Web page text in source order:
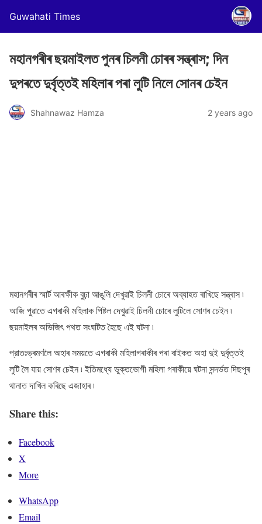
Guwahati Times
মহানগৰীৰ ছয়মাইলত পুনৰ চিলনী চোৰৰ সন্ত্ৰাস; দিন
দুপৰতে দুৰ্বৃত্তই মহিলাৰ পৰা লুটি নিলে সোনৰ চেইন
Shahnawaz Hamza 2 years ago
মহানগৰীৰ স্মাৰ্ট আৰক্ষীক বুঢ়া আঙুলি দেখুৱাই চিলনী চোৰে অব্যাহত ৰাখিছে সন্ত্ৰাস ৷
আজি পুৱাতে এগৰাকী মহিলাক পিষ্টল দেখুৱাই চিলনী চোৰে লুটিলে সোণৰ চেইন ৷
ছয়মাইলৰ অভিজিৎ পথত সংঘটিত হৈছে এই ঘটনা ৷
প্রাতঃভ্ৰমণলৈ অহাৰ সময়তে এগৰাকী মহিলাগৰাকীৰ পৰা বাইকত অহা দুই দুর্বৃত্তই
লুটি লৈ যায় সোণৰ চেইন ৷ ইতিমধ্যে ভুক্তভোগী মহিলা গৰাকীয়ে ঘটনা সন্দৰ্ভত দিছপুৰ
থানাত দাখিল কৰিছে এজাহাৰ ৷
Share this:
Facebook
X
More
WhatsApp
Email